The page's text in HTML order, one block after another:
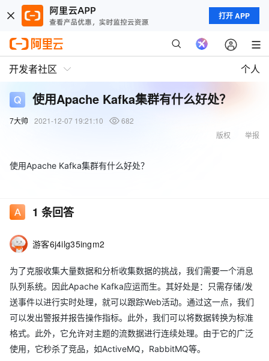
打开 APP
开发者社区 个人
使用Apache Kafka集群有什么好处？
7大帅 2021-12-07 19:21:10
682
举报
版权
使用Apache Kafka集群有什么好处？
1 条回答
游客6j4ilg35ingm2
为了克服收集大量数据和分析收集数据的挑战，我们需要一个消息
队列系统。因此Apache Kafka应运而生。其好处是：只需存储/发
送事件以进行实时处理，就可以跟踪Web活动。通过这一点，我们
可以发出警报并报告操作指标。此外，我们可以将数据转换为标准
格式。此外，它允许对主题的流数据进行连续处理。由于它的广泛
使用，它秒杀了竞品，如ActiveMQ，RabbitMQ等。